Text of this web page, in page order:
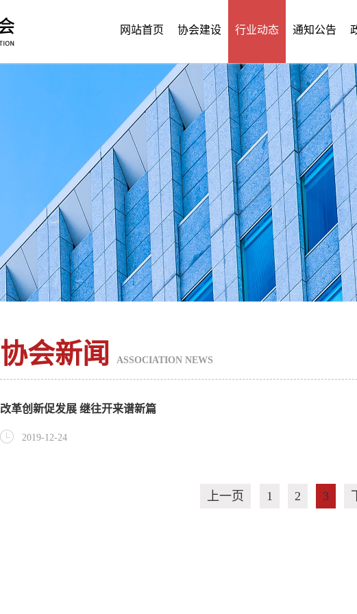
网站首页 协会建设 行业动态 通知公告
协会新闻 ASSOCIATION NEWS
改革创新促发展 继往开来谱新篇
2019-12-24
上一页 1 2 3